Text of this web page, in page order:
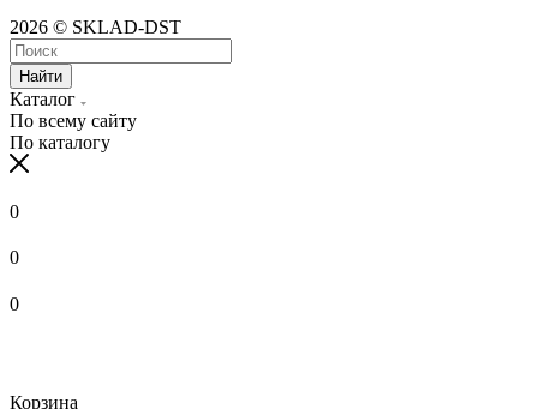
2026 © SKLAD-DST
Найти
Каталог
По всему сайту
По каталогу
0
0
0
Корзина